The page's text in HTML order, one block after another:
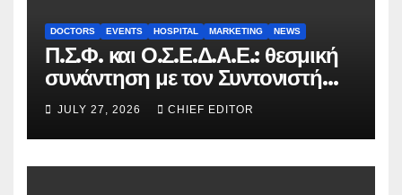
DOCTORS EVENTS HOSPITAL MARKETING NEWS
Π.Σ.Φ. και Ο.Σ.Ε.Δ.Α.Ε.: θεσμική
συνάντηση με τον Συντονιστή
του Γραφείου του
Πρωθυπουργού
JULY 27, 2026 CHIEF EDITOR